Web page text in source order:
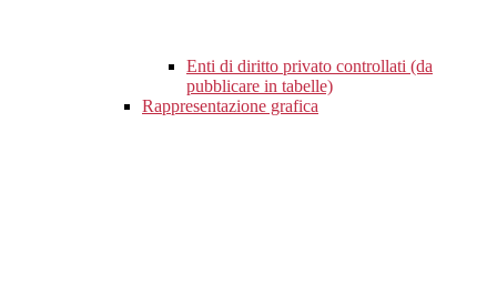
Enti di diritto privato controllati (da
pubblicare in tabelle)
Rappresentazione grafica